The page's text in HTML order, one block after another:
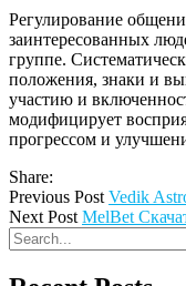
Регулирование
заинтересованных
группе.
положения, знаки и
участию и
модифицирует
прогрессом и
Share:
Previous Post Vedik
Next Post MelBet